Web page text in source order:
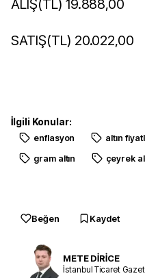
ALIŞ(TL) 19.888,00
SATIŞ(TL) 20.022,00
İlgili Konular:
enflasyon altın
gram altın
çeyrek
Beğen Kaydet
METE DİRİCE
İstanbul Ticaret